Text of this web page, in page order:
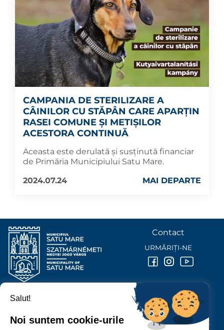
CAMPANIA DE STERILIZARE A
CÂINILOR CU STĂPÂN CARE APARȚIN
RASEI COMUNE ȘI METIȘILOR
ACESTORA CONTINUĂ
Aceasta este derulată și susținută financiar
de Primăria Municipiului Satu Mare.
2024.07.24
MAI DEPARTE
PRIMĂRIA MUNICIPIULUI
P-ȚA 25 OCTOMBRIE, NR. 1 CORP M, 440026 SATU MARE
Contact
URMĂRIȚI-NE
Salut!
Noi suntem cookie-urile